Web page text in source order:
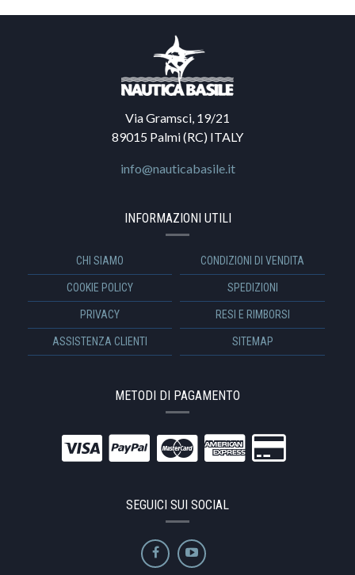
Via Gramsci, 19/21
89015 Palmi (RC) ITALY
info@nauticabasile.it
INFORMAZIONI UTILI
CHI SIAMO CONDIZIONI DI VENDITA
COOKIE POLICY SPEDIZIONI
PRIVACY RESI E RIMBORSI
ASSISTENZA CLIENTI SITEMAP
METODI DI PAGAMENTO
SEGUICI SUI SOCIAL